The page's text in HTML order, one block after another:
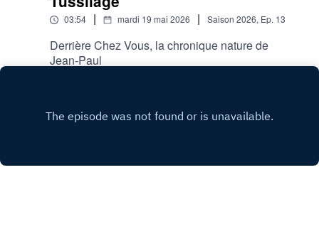
03:54 | mardi 19 mai 2026 | Saison 2026, Ep. 13
Derrière Chez Vous, la chronique nature de
Jean-Paul